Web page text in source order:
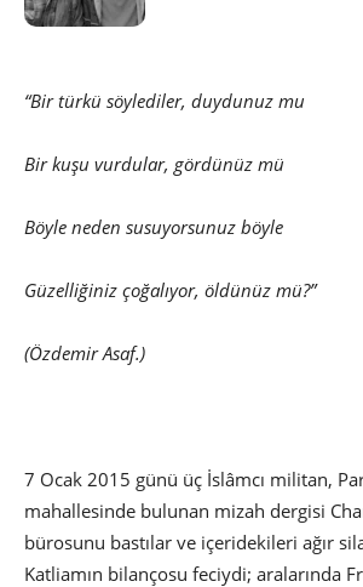
“Bir türkü söylediler, duydunuz mu
Bir kuşu vurdular, gördünüz mü
Böyle neden susuyorsunuz böyle
Güzelliğiniz çoğalıyor, öldünüz mü?”
(Özdemir Asaf.)
7 Ocak 2015 günü üç İslâmcı militan,
mahallesinde bulunan mizah dergisi
bürosunu bastılar ve içeridekileri ağır
Katliamın bilançosu feciydi; aralarında